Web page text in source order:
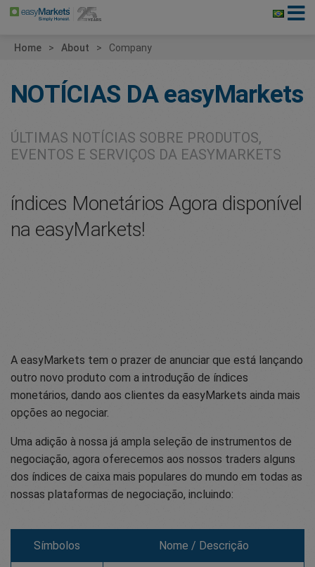
Home About Company
NOTÍCIAS DAeasyMarkets
ÚLTIMAS NOTÍCIAS SOBRE PRODUTOS,
EVENTOS E SERVIÇOS DA EASYMARKETS
índices Monetários Agora disponível
na easyMarkets!
A easyMarkets tem o prazer de anunciar que está lançando
outro novo produto com a introdução de índices
monetários, dando aos clientes da easyMarkets ainda mais
opções ao negociar.
Uma adição à nossa já ampla seleção de instrumentos de
negociação, agora oferecemos aos nossos traders alguns
dos índices de caixa mais populares do mundo em todas as
nossas plataformas de negociação, incluindo:
Símbolos Nome / Descrição